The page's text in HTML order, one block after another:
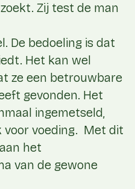
Zij test de man
De bedoeling is dat
Het kan wel
ze een betrouwbare
gevonden. Het
ingemetseld,
voor voeding. Met dit
het
van de gewone